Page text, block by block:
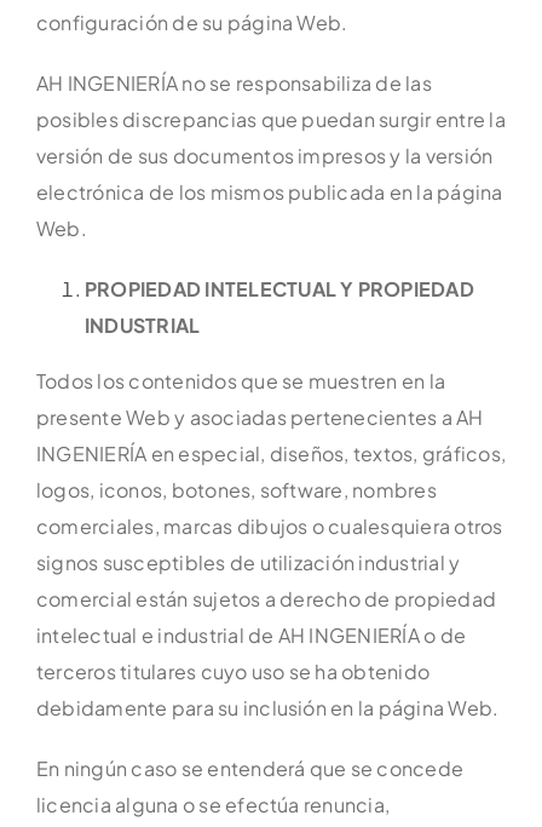
configuración de su página Web.
AH INGENIERÍA no se responsabiliza de las
posibles discrepancias que puedan surgir entre la
versión de sus documentos impresos y la versión
electrónica de los mismos publicada en la página
Web.
PROPIEDAD INTELECTUAL Y PROPIEDAD
INDUSTRIAL
Todos los contenidos que se muestren en la
presente Web y asociadas pertenecientes a AH
INGENIERÍA en especial, diseños, textos, gráficos,
logos, iconos, botones, software, nombres
comerciales, marcas dibujos o cualesquiera otros
signos susceptibles de utilización industrial y
comercial están sujetos a derecho de propiedad
intelectual e industrial de AH INGENIERÍA o de
terceros titulares cuyo uso se ha obtenido
debidamente para su inclusión en la página Web.
En ningún caso se entenderá que se concede
licencia alguna o se efectúa renuncia,